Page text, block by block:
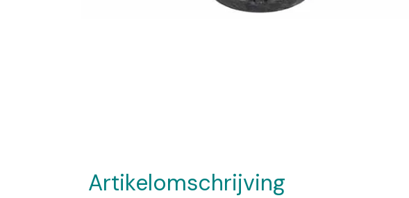
Artikelomschrijving